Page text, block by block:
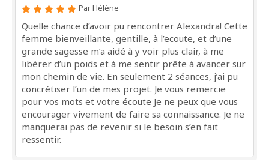
Par Hélène
Quelle chance d’avoir pu rencontrer Alexandra! Cette
femme bienveillante, gentille, à l’ecoute, et d’une
grande sagesse m’a aidé à y voir plus clair, à me
libérer d’un poids et à me sentir prête à avancer sur
mon chemin de vie. En seulement 2 séances, j’ai pu
concrétiser l’un de mes projet. Je vous remercie
pour vos mots et votre écoute Je ne peux que vous
encourager vivement de faire sa connaissance. Je ne
manquerai pas de revenir si le besoin s’en fait
ressentir.